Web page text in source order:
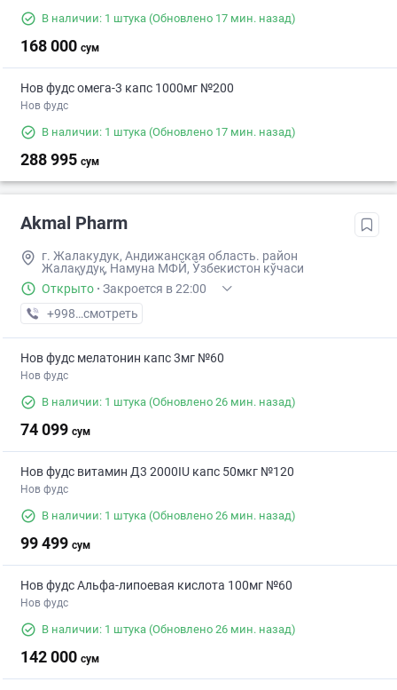
В наличии: 1 штука (Обновлено 17 мин. назад)
168 000 сум
Нов фудс омега-3 капс 1000мг №200
Нов фудс
В наличии: 1 штука (Обновлено 17 мин. назад)
288 995 сум
Akmal Pharm
г. Жалакудук, Андижанская область. район
Жалақудуқ, Намуна МФЙ, Ўзбекистон кўчаси
Открыто · Закроется в 22:00
+998 (90) XXX-XX-XX
смотреть
Нов фудс мелатонин капс 3мг №60
Нов фудс
В наличии: 1 штука (Обновлено 26 мин. назад)
74 099 сум
Нов фудс витамин Д3 2000IU капс 50мкг №120
Нов фудс
В наличии: 1 штука (Обновлено 26 мин. назад)
99 499 сум
Нов фудс Альфа-липоевая кислота 100мг №60
Нов фудс
В наличии: 1 штука (Обновлено 26 мин. назад)
142 000 сум